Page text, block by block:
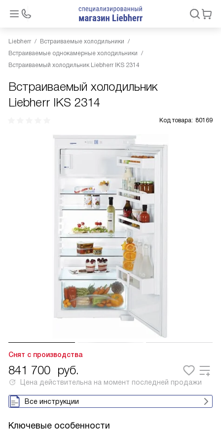
Liebherr
Встраиваемые холодильники
Встраиваемые однокамерные холодильники
Встраиваемый холодильник Liebherr IKS 2314
Встраиваемый холодильник
Liebherr IKS 2314
Код товара: 80169
Снят с производства
841 700 руб.
Цена действительна на момент последней продажи
Все инструкции
Ключевые особенности